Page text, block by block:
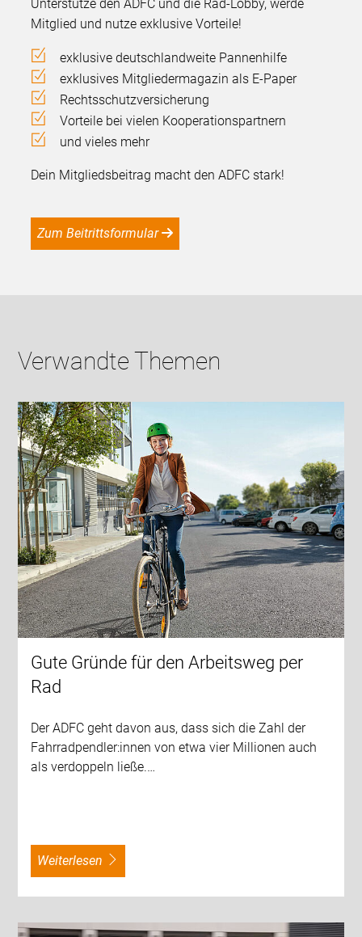
Unterstütze den ADFC und die Rad-Lobby, werde
Mitglied und nutze exklusive Vorteile!
exklusive deutschlandweite Pannenhilfe
exklusives Mitgliedermagazin als E-Paper
Rechtsschutzversicherung
Vorteile bei vielen Kooperationspartnern
und vieles mehr
Dein Mitgliedsbeitrag macht den ADFC stark!
Zum Beitrittsformular
Verwandte Themen
Gute Gründe für den Arbeitsweg per
Rad
Der ADFC geht davon aus, dass sich die Zahl der
Fahrradpendler:innen von etwa vier Millionen auch
als verdoppeln ließe.…
weiterlesen